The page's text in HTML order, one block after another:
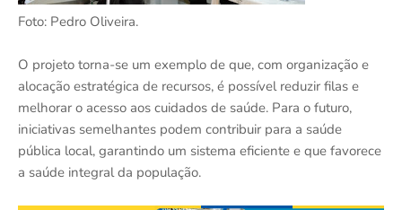
Foto: Pedro Oliveira.
O projeto torna-se um exemplo de que, com organização e
alocação estratégica de recursos, é possível reduzir filas e
melhorar o acesso aos cuidados de saúde. Para o futuro,
iniciativas semelhantes podem contribuir para a saúde
pública local, garantindo um sistema eficiente e que favorece
a saúde integral da população.